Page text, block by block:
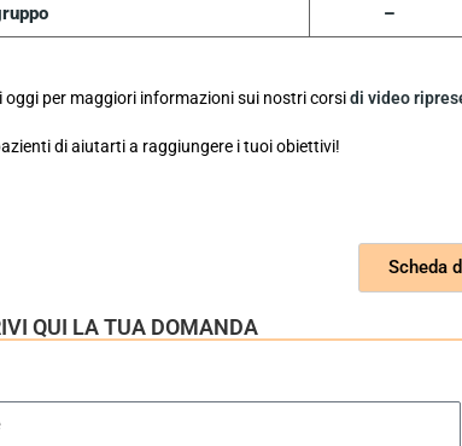
–
oggi per maggiori informazioni sui nostri corsidi video
di aiutarti a raggiungere i tuoi obiettivi!
Scheda
QUI LA TUA DOMANDA